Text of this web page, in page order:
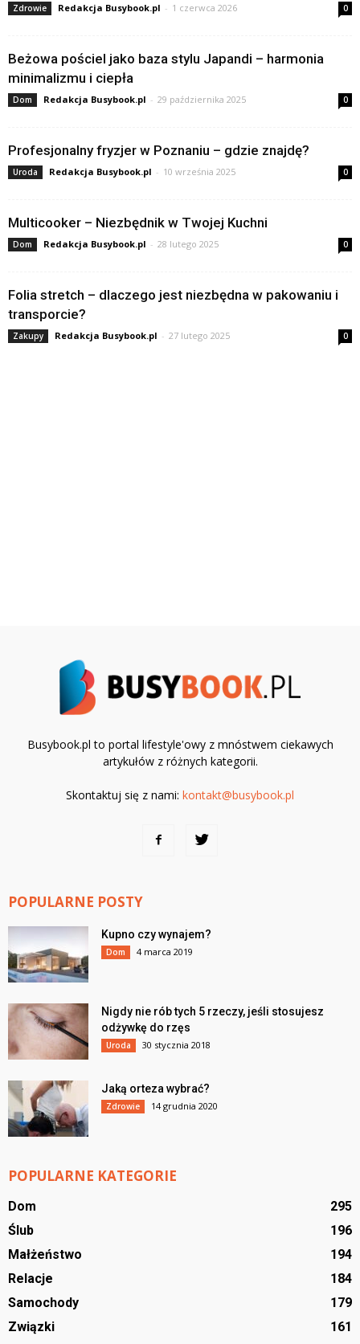
Zdrowie Redakcja Busybook.pl - 1 czerwca 2026 0
Beżowa pościel jako baza stylu Japandi – harmonia
minimalizmu i ciepła
Dom Redakcja Busybook.pl - 29 października 2025 0
Profesjonalny fryzjer w Poznaniu – gdzie znajdę?
Uroda Redakcja Busybook.pl - 10 września 2025 0
Multicooker – Niezbędnik w Twojej Kuchni
Dom Redakcja Busybook.pl - 28 lutego 2025 0
Folia stretch – dlaczego jest niezbędna w pakowaniu i
transporcie?
Zakupy Redakcja Busybook.pl - 27 lutego 2025 0
Busybook.pl to portal lifestyle'owy z mnóstwem ciekawych
artykułów z różnych kategorii.
Skontaktuj się z nami: kontakt@busybook.pl
POPULARNE POSTY
Kupno czy wynajem?
Dom 4 marca 2019
Nigdy nie rób tych 5 rzeczy, jeśli stosujesz
odżywkę do rzęs
Uroda 30 stycznia 2018
Jaką orteza wybrać?
Zdrowie 14 grudnia 2020
POPULARNE KATEGORIE
Dom
295
Ślub
196
Małżeństwo
194
Relacje
184
Samochody
179
Związki
161